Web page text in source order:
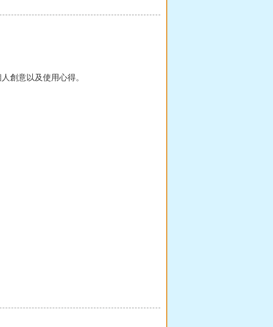
創意以及使用心得。